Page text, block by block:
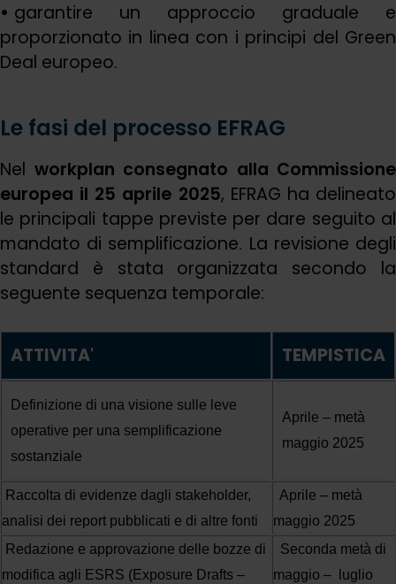
garantire un approccio graduale e
proporzionato in linea con i principi del Green
Deal europeo.
Le fasi del processo EFRAG
Nel workplan consegnato alla Commissione
europea il 25 aprile 2025, EFRAG ha delineato
le principali tappe previste per dare seguito al
mandato di semplificazione. La revisione degli
standard è stata organizzata secondo la
seguente sequenza temporale:
ATTIVITA' TEMPISTICA
Definizione di una visione sulle leve
operative per una semplificazione
sostanziale
Aprile – metà
maggio 2025
Raccolta di evidenze dagli stakeholder,
analisi dei report pubblicati e di altre fonti
Aprile – metà
maggio 2025
Redazione e approvazione delle bozze di
modifica agli ESRS (Exposure Drafts –
Seconda metà di
maggio – luglio